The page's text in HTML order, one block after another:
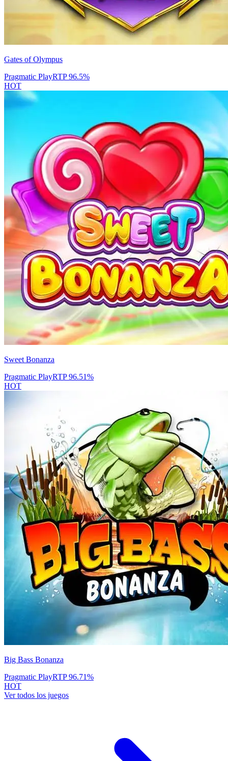
Gates of Olympus
Pragmatic PlayRTP96.5%
HOT
Sweet Bonanza
Pragmatic PlayRTP96.51%
HOT
Big Bass Bonanza
Pragmatic PlayRTP96.71%
HOT
Ver todos los juegos